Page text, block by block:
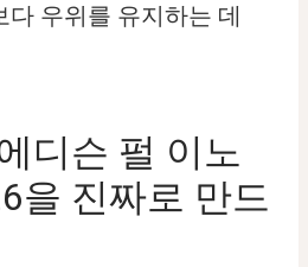
우위를 유지하는 데
디슨 펄 이노
을 진짜로 만드